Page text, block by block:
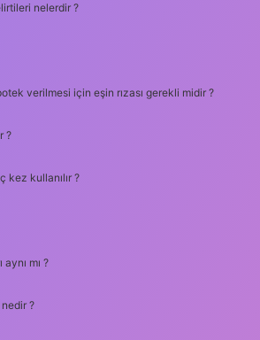
nelerdir ?
verilmesi için eşin rızası gerekli midir ?
?
kez kullanılır ?
mı ?
?